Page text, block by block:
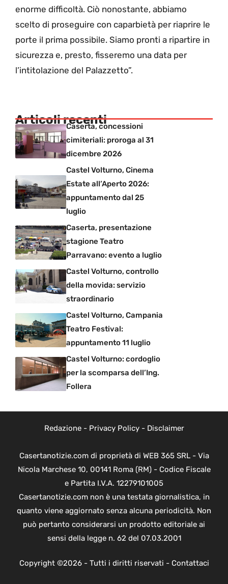
enorme difficoltà. Ciò nonostante, abbiamo
scelto di proseguire con caparbietà per riaprire le
porte il prima possibile. Siamo pronti a ripartire in
sicurezza e, presto, fisseremo una data per
l’intitolazione del Palazzetto”.
Articoli recenti
Caserta, concessioni
cimiteriali: proroga al 31
dicembre 2026
Castel Volturno, Cinema
Estate all’Aperto 2026:
appuntamento dal 25
luglio
Caserta, presentazione
stagione Teatro
Parravano: evento a luglio
Castel Volturno, controllo
della movida: servizio
straordinario
Castel Volturno, Campania
Teatro Festival:
appuntamento 11 luglio
Castel Volturno: cordoglio
per la scomparsa dell’Ing.
Follera
Redazione- Privacy Policy- Disclaimer
Casertanotizie.com di proprietà di WEB 365 SRL - Via
Nicola Marchese 10, 00141 Roma (RM) - Codice Fiscale
e Partita I.V.A. 12279101005
Casertanotizie.com non è una testata giornalistica, in
quanto viene aggiornato senza alcuna periodicità. Non
può pertanto considerarsi un prodotto editoriale ai
sensi della legge n. 62 del 07.03.2001
Copyright ©2026 - Tutti i diritti riservati - Contattaci